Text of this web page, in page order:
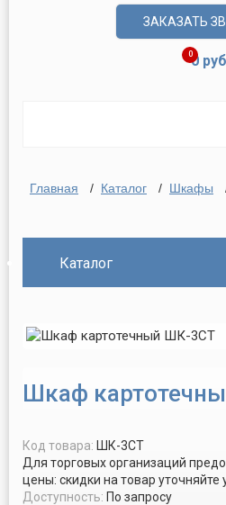
ЗАКАЗАТЬ
00
Главная / Каталог / Шкафы
Каталог
Шкаф
Код товара: ШК-3СТ
Для торговых организаций
цены: скидки на товар
Доступность: По запросу